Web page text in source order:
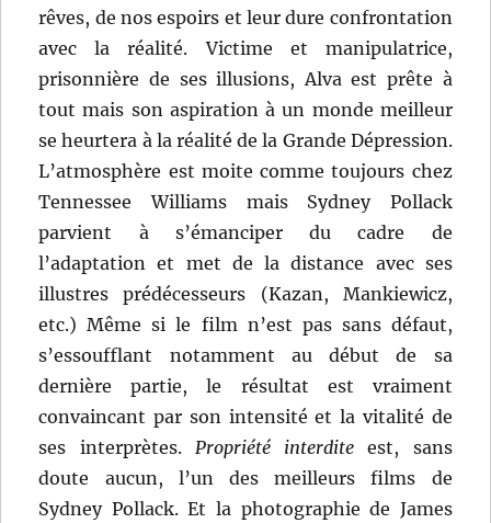
rêves, de nos espoirs et leur dure confrontation
avec la réalité. Victime et manipulatrice,
prisonnière de ses illusions, Alva est prête à
tout mais son aspiration à un monde meilleur
se heurtera à la réalité de la Grande Dépression.
L’atmosphère est moite comme toujours chez
Tennessee Williams mais Sydney Pollack
parvient à s’émanciper du cadre de
l’adaptation et met de la distance avec ses
illustres prédécesseurs (Kazan, Mankiewicz,
etc.) Même si le film n’est pas sans défaut,
s’essoufflant notamment au début de sa
dernière partie, le résultat est vraiment
convaincant par son intensité et la vitalité de
ses interprètes. Propriété interdite est, sans
doute aucun, l’un des meilleurs films de
Sydney Pollack. Et la photographie de James